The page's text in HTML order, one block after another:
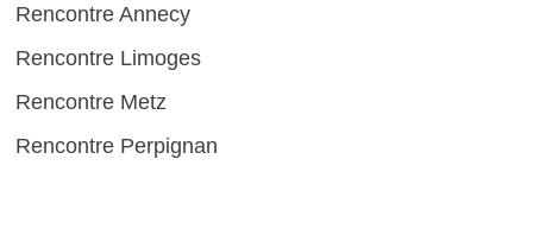
Rencontre Annecy
Rencontre Limoges
Rencontre Metz
Rencontre Perpignan